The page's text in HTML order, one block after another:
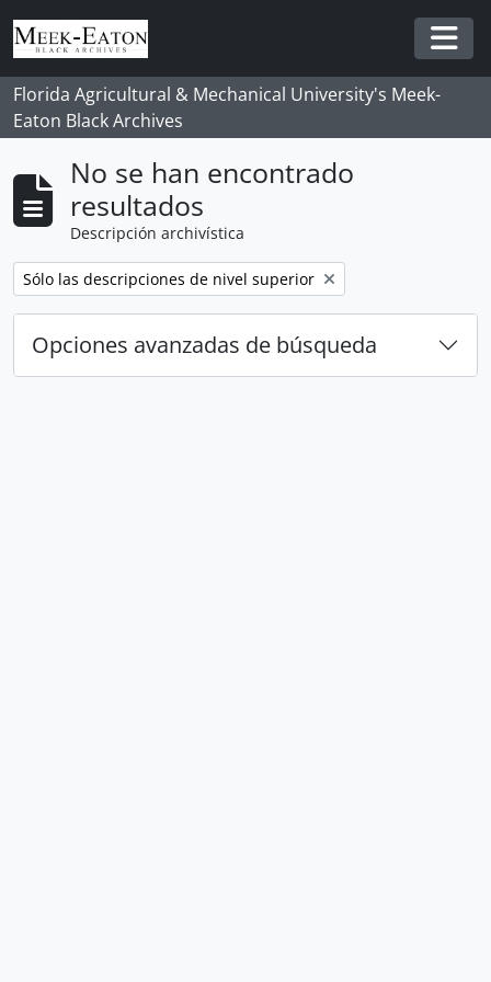
Skip to main content
Florida Agricultural & Mechanical University's Meek-
Eaton Black Archives
No se han encontrado
resultados
Descripción archivística
Remove filter:
Sólo las descripciones de nivel superior
Opciones avanzadas de búsqueda